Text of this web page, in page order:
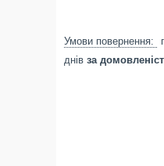
днів за